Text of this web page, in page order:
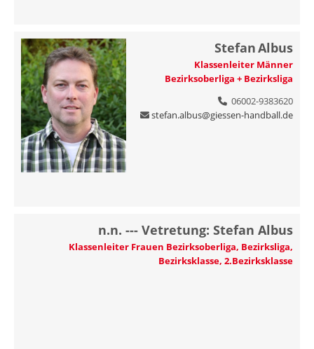
StefanAlbus
Klassenleiter Männer
Bezirksoberliga + Bezirksliga
06002-9383620
stefan.albus@giessen-handball.de
n.n. --- Vetretung: Stefan Albus
Klassenleiter Frauen Bezirksoberliga, Bezirksliga,
Bezirksklasse, 2.Bezirksklasse